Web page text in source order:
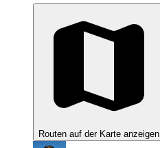
Routen auf der Karte anzeigen